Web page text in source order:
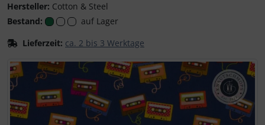
Hersteller: Cotton & Steel
Bestand:
auf Lager
Lieferzeit: ca. 2 bis 3 Werktage